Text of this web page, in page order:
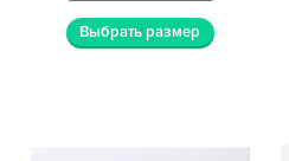
Выбрать размер